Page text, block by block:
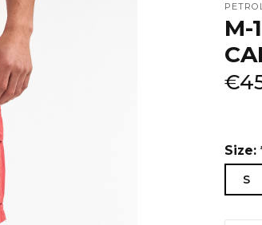
M-
Size:
S